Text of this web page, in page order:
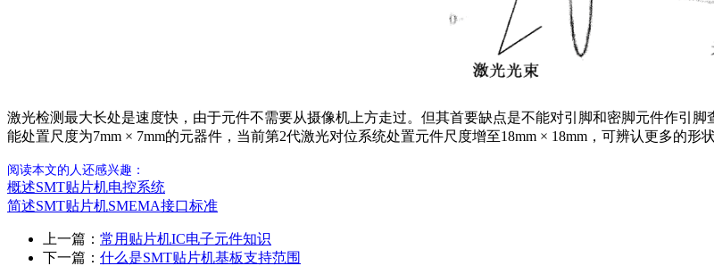
激光检测最大长处是速度快，由于元件不需要从摄像机上方走过。但其首要缺点是不能对引脚和密脚元件作引
能处置尺度为7mm × 7mm的元器件，当前第2代激光对位系统处置元件尺度增至18mm × 18mm，可辨认更多的形
阅读本文的人还感兴趣：
概述SMT贴片机电控系统
简述SMT贴片机SMEMA接口标准
上一篇： 常用贴片机IC电子元件知识
下一篇： 什么是SMT贴片机基板支持范围